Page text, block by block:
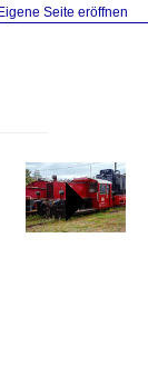
Eigene Seite eröffnen